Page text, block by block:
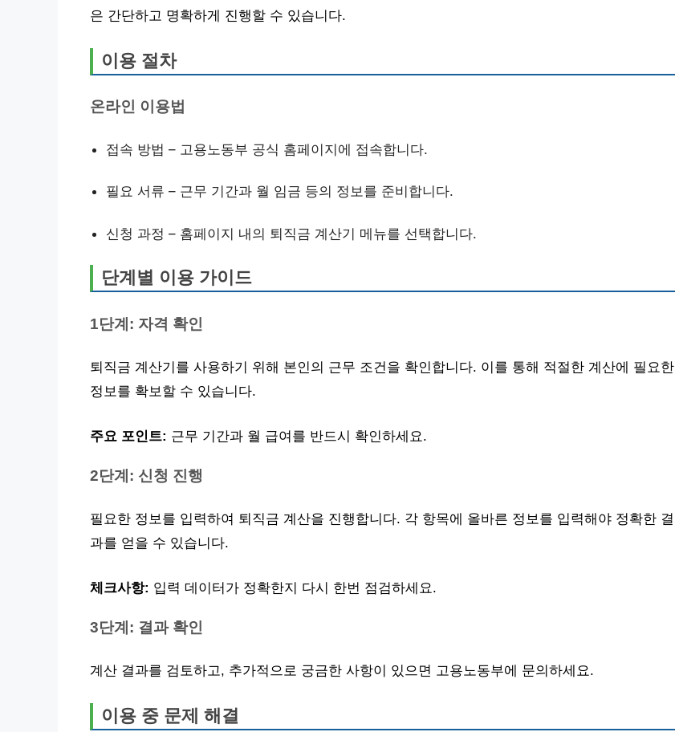
은 간단하고 명확하게 진행할 수 있습니다.
이용 절차
온라인 이용법
접속 방법 – 고용노동부 공식 홈페이지에 접속합니다.
필요 서류 – 근무 기간과 월 임금 등의 정보를 준비합니다.
신청 과정 – 홈페이지 내의 퇴직금 계산기 메뉴를 선택합니다.
단계별 이용 가이드
1단계: 자격 확인
퇴직금 계산기를 사용하기 위해 본인의 근무 조건을 확인합니다. 이를 통해 적절한 계산에 필요한
정보를 확보할 수 있습니다.
주요 포인트: 근무 기간과 월 급여를 반드시 확인하세요.
2단계: 신청 진행
필요한 정보를 입력하여 퇴직금 계산을 진행합니다. 각 항목에 올바른 정보를 입력해야 정확한 결
과를 얻을 수 있습니다.
체크사항: 입력 데이터가 정확한지 다시 한번 점검하세요.
3단계: 결과 확인
계산 결과를 검토하고, 추가적으로 궁금한 사항이 있으면 고용노동부에 문의하세요.
이용 중 문제 해결